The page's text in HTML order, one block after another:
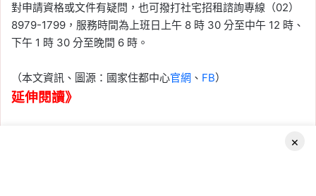
對申請資格或文件有疑問，也可撥打社宅招租諮詢專線（02）
8979-1799，服務時間為上班日上午 8 時 30 分至中午 12 時、
下午 1 時 30 分至晚間 6 時。
（本文資訊、圖源：國家住都中心官網 、 FB）
延伸閱讀》
×